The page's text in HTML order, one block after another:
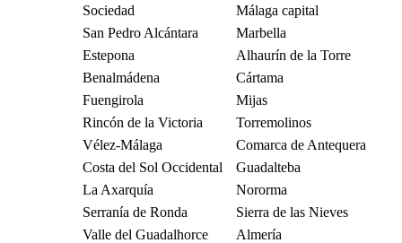
Sociedad
Málaga capital
San Pedro Alcántara
Marbella
Estepona
Alhaurín de la Torre
Benalmádena
Cártama
Fuengirola
Mijas
Rincón de la Victoria
Torremolinos
Vélez-Málaga
Comarca de Antequera
Costa del Sol Occidental
Guadalteba
La Axarquía
Nororma
Serranía de Ronda
Sierra de las Nieves
Valle del Guadalhorce
Almería